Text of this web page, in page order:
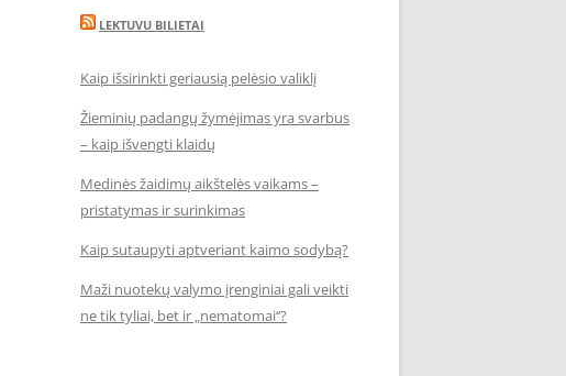
LEKTUVU BILIETAI
Kaip išsirinkti geriausią pelėsio valiklį
Žieminių padangų žymėjimas yra svarbus
– kaip išvengti klaidų
Medinės žaidimų aikštelės vaikams –
pristatymas ir surinkimas
Kaip sutaupyti aptveriant kaimo sodybą?
Maži nuotekų valymo įrenginiai gali veikti
ne tik tyliai, bet ir „nematomai‘‘?